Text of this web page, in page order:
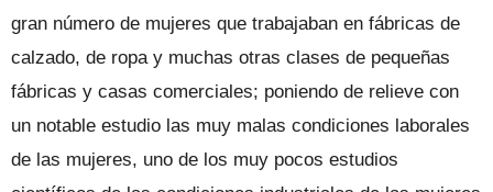
gran número de mujeres que trabajaban en fábricas de
calzado, de ropa y muchas otras clases de pequeñas
fábricas y casas comerciales; poniendo de relieve con
un notable estudio las muy malas condiciones laborales
de las mujeres, uno de los muy pocos estudios